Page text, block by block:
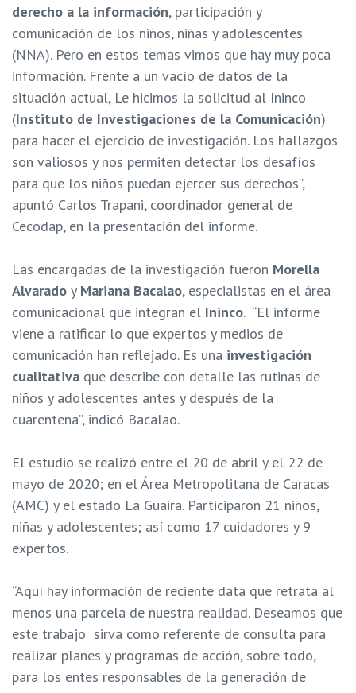
derecho a la información, participación y
comunicación de los niños, niñas y adolescentes
(NNA). Pero en estos temas vimos que hay muy poca
información. Frente a un vacío de datos de la
situación actual, Le hicimos la solicitud al Ininco
(Instituto de Investigaciones de la Comunicación)
para hacer el ejercicio de investigación. Los hallazgos
son valiosos y nos permiten detectar los desafíos
para que los niños puedan ejercer sus derechos”,
apuntó Carlos Trapani, coordinador general de
Cecodap, en la presentación del informe.
Las encargadas de la investigación fueron Morella
Alvarado y Mariana Bacalao, especialistas en el área
comunicacional que integran el Ininco. “El informe
viene a ratificar lo que expertos y medios de
comunicación han reflejado. Es una investigación
cualitativa que describe con detalle las rutinas de
niños y adolescentes antes y después de la
cuarentena”, indicó Bacalao.
El estudio se realizó entre el 20 de abril y el 22 de
mayo de 2020; en el Área Metropolitana de Caracas
(AMC) y el estado La Guaira. Participaron 21 niños,
niñas y adolescentes; así como 17 cuidadores y 9
expertos.
“Aquí hay información de reciente data que retrata al
menos una parcela de nuestra realidad. Deseamos que
este trabajo sirva como referente de consulta para
realizar planes y programas de acción, sobre todo,
para los entes responsables de la generación de